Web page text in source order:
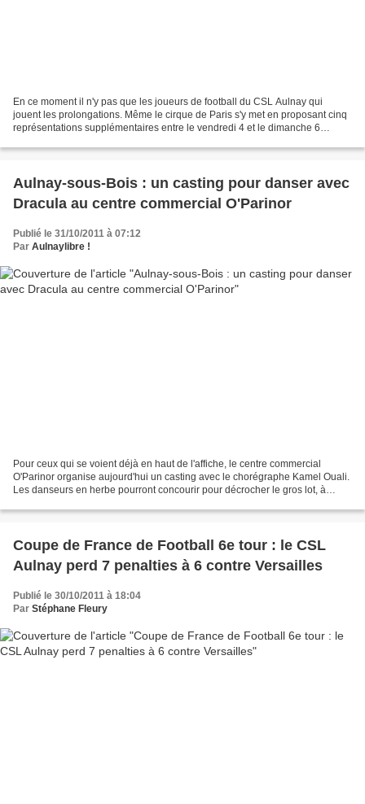
En ce moment il n'y pas que les joueurs de football du CSL Aulnay qui
jouent les prolongations. Même le cirque de Paris s'y met en proposant cinq
représentations supplémentaires entre le vendredi 4 et le dimanche 6
Aulnay-sous-Bois : un casting pour danser avec
Dracula au centre commercial O'Parinor
Publié le 31/10/2011 à 07:12
Par Aulnaylibre !
Pour ceux qui se voient déjà en haut de l'affiche, le centre commercial
O'Parinor organise aujourd'hui un casting avec le chorégraphe Kamel Ouali.
Les danseurs en herbe pourront concourir pour décrocher le gros lot, à
Coupe de France de Football 6e tour : le CSL
Aulnay perd 7 penalties à 6 contre Versailles
Publié le 30/10/2011 à 18:04
Par Stéphane Fleury